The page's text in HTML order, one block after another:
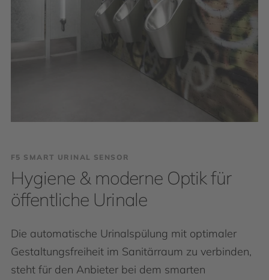
F5 SMART URINAL SENSOR
Hygiene & moderne Optik für
öffentliche Urinale
Die automatische Urinalspülung mit optimaler
Gestaltungsfreiheit im Sanitärraum zu verbinden,
steht für den Anbieter bei dem smarten